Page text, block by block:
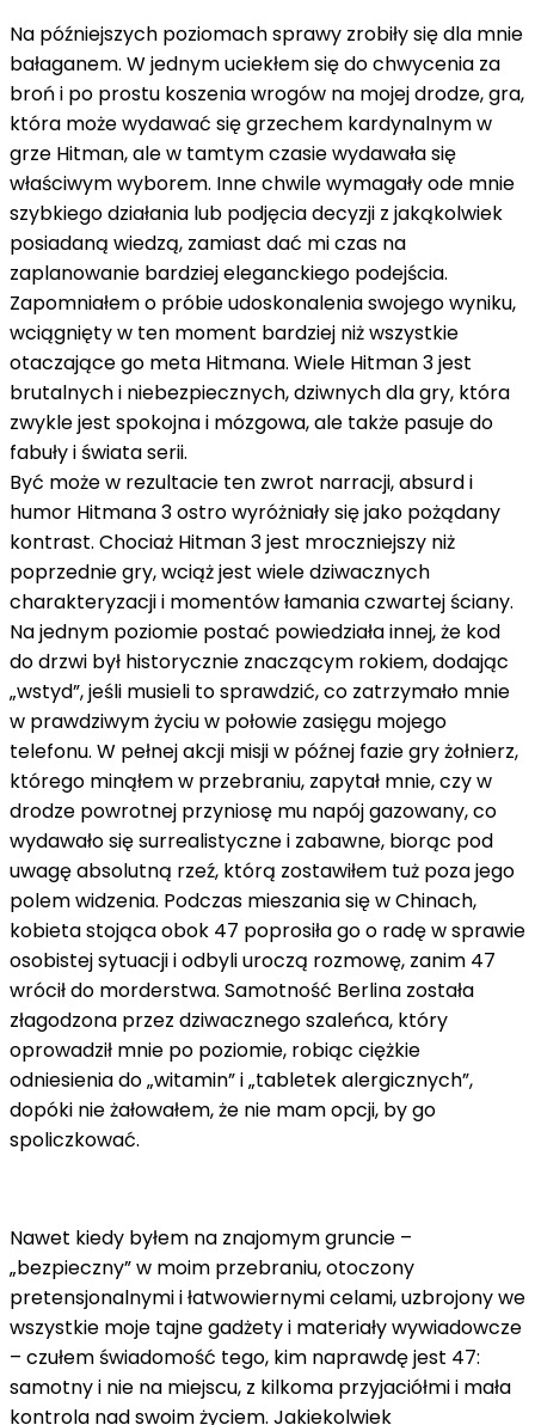
Na późniejszych poziomach sprawy zrobiły się dla mnie
bałaganem. W jednym uciekłem się do chwycenia za
broń i po prostu koszenia wrogów na mojej drodze, gra,
która może wydawać się grzechem kardynalnym w
grze Hitman, ale w tamtym czasie wydawała się
właściwym wyborem. Inne chwile wymagały ode mnie
szybkiego działania lub podjęcia decyzji z jakąkolwiek
posiadaną wiedzą, zamiast dać mi czas na
zaplanowanie bardziej eleganckiego podejścia.
Zapomniałem o próbie udoskonalenia swojego wyniku,
wciągnięty w ten moment bardziej niż wszystkie
otaczające go meta Hitmana. Wiele Hitman 3 jest
brutalnych i niebezpiecznych, dziwnych dla gry, która
zwykle jest spokojna i mózgowa, ale także pasuje do
fabuły i świata serii.
Być może w rezultacie ten zwrot narracji, absurd i
humor Hitmana 3 ostro wyróżniały się jako pożądany
kontrast. Chociaż Hitman 3 jest mroczniejszy niż
poprzednie gry, wciąż jest wiele dziwacznych
charakteryzacji i momentów łamania czwartej ściany.
Na jednym poziomie postać powiedziała innej, że kod
do drzwi był historycznie znaczącym rokiem, dodając
„wstyd”, jeśli musieli to sprawdzić, co zatrzymało mnie
w prawdziwym życiu w połowie zasięgu mojego
telefonu. W pełnej akcji misji w późnej fazie gry żołnierz,
którego minąłem w przebraniu, zapytał mnie, czy w
drodze powrotnej przyniosę mu napój gazowany, co
wydawało się surrealistyczne i zabawne, biorąc pod
uwagę absolutną rzeź, którą zostawiłem tuż poza jego
polem widzenia. Podczas mieszania się w Chinach,
kobieta stojąca obok 47 poprosiła go o radę w sprawie
osobistej sytuacji i odbyli uroczą rozmowę, zanim 47
wrócił do morderstwa. Samotność Berlina została
złagodzona przez dziwacznego szaleńca, który
oprowadził mnie po poziomie, robiąc ciężkie
odniesienia do „witamin” i „tabletek alergicznych”,
dopóki nie żałowałem, że nie mam opcji, by go
spoliczkować.
Nawet kiedy byłem na znajomym gruncie –
„bezpieczny” w moim przebraniu, otoczony
pretensjonalnymi i łatwowiernymi celami, uzbrojony we
wszystkie moje tajne gadżety i materiały wywiadowcze
– czułem świadomość tego, kim naprawdę jest 47:
samotny i nie na miejscu, z kilkoma przyjaciółmi i mała
kontrola nad swoim życiem. Jakiekolwiek